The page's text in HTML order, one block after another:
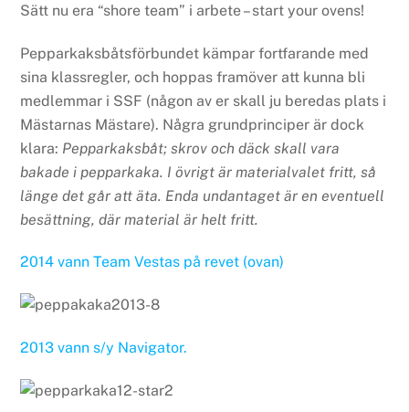
Sätt nu era “shore team” i arbete – start your ovens!
Pepparkaksbåtsförbundet kämpar fortfarande med
sina klassregler, och hoppas framöver att kunna bli
medlemmar i SSF (någon av er skall ju beredas plats i
Mästarnas Mästare). Några grundprinciper är dock
klara: Pepparkaksbåt; skrov och däck skall vara
bakade i pepparkaka. I övrigt är materialvalet fritt, så
länge det går att äta. Enda undantaget är en eventuell
besättning, där material är helt fritt.
2014 vann Team Vestas på revet (ovan)
2013 vann s/y Navigator.